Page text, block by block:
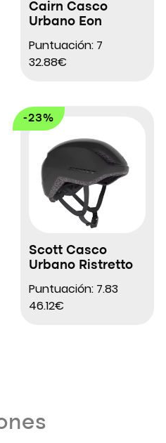
Cairn Casco
Urbano Eon
Puntuación: 7
32.88€
-23%
Scott Casco
Urbano Ristretto
Puntuación: 7.83
46.12€